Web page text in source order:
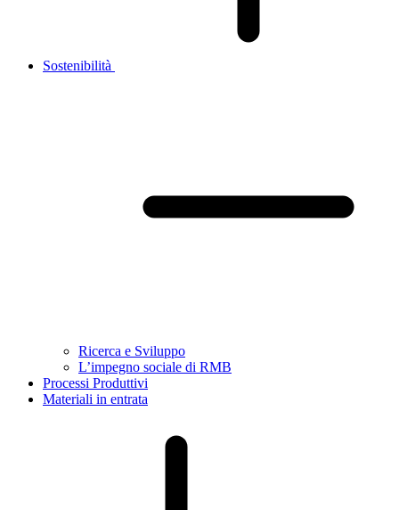
Sostenibilità
Ricerca e Sviluppo
L’impegno sociale di RMB
Processi Produttivi
Materiali in entrata